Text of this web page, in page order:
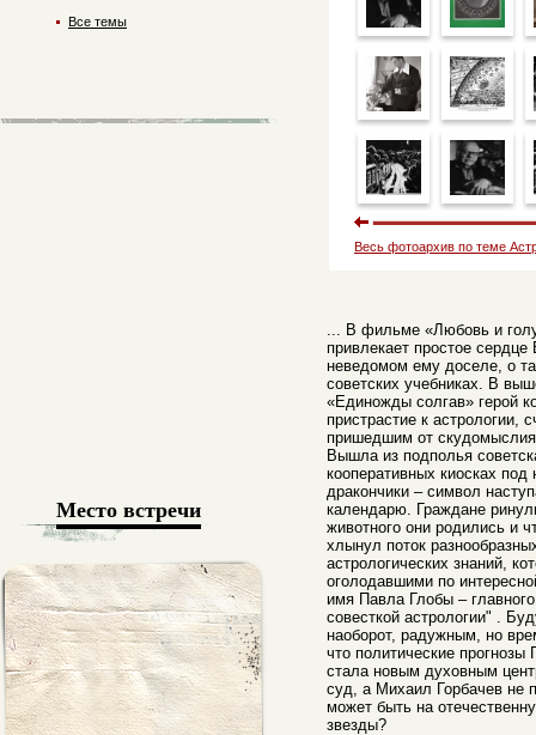
Весь фотоархив по теме
... В фильме «Любовь и
привлекает простое
неведомом ему доселе, о
советских учебниках. В
«Единожды солгав» герой
пристрастие к астрологии,
пришедшим от
Вышла из подполья
кооперативных киосках
дракончики – символ
календарю. Граждане
животного они родились и
хлынул поток
астрологических знаний,
оголодавшими по
имя Павла Глобы –
совесткой астрологии" .
наоборот, радужным, но
что политические
стала новым духовным
суд, а Михаил Горбачев не
может быть на
звезды?
Все темы
Место встречи